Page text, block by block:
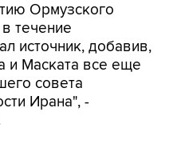
Ормузского
течение
источник, добавив,
и Маската все еще
совета
Ирана", -